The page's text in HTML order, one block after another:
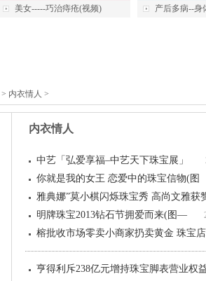
美女-----巧治痔疮(视频) 产后多病--身
> 内衣情人 >
内衣情人
中艺「弘爱享福–中艺天下珠宝展」
你就是我的女王 恋爱中的珠宝信物(图
雅典娜”莫小棋闪烁珠宝秀 高尚文雅获
明牌珠宝2013钻石节拥爱而来(图—
榕批收市场零卖小商家扔卖黄金 珠宝
亨得利斥238亿元增持珠宝脚表营业权